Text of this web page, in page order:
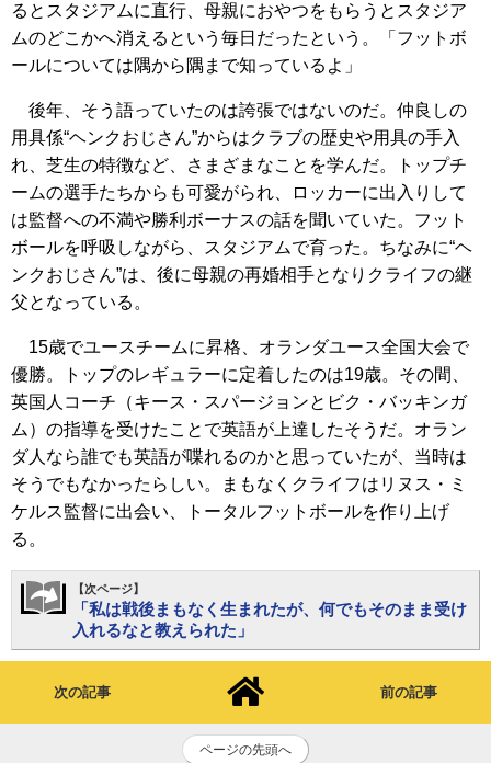
るとスタジアムに直行、母親におやつをもらうとスタジア
ムのどこかへ消えるという毎日だったという。「フットボ
ールについては隅から隅まで知っているよ」
後年、そう語っていたのは誇張ではないのだ。仲良しの
用具係“ヘンクおじさん”からはクラブの歴史や用具の手入
れ、芝生の特徴など、さまざまなことを学んだ。トップチ
ームの選手たちからも可愛がられ、ロッカーに出入りして
は監督への不満や勝利ボーナスの話を聞いていた。フット
ボールを呼吸しながら、スタジアムで育った。ちなみに“ヘ
ンクおじさん”は、後に母親の再婚相手となりクライフの継
父となっている。
15歳でユースチームに昇格、オランダユース全国大会で
優勝。トップのレギュラーに定着したのは19歳。その間、
英国人コーチ（キース・スパージョンとビク・バッキンガ
ム）の指導を受けたことで英語が上達したそうだ。オラン
ダ人なら誰でも英語が喋れるのかと思っていたが、当時は
そうでもなかったらしい。まもなくクライフはリヌス・ミ
ケルス監督に出会い、トータルフットボールを作り上げ
る。
【次ページ】
「私は戦後まもなく生まれたが、何でもそのまま受け
入れるなと教えられた」
次の記事 前の記事
ページの先頭へ